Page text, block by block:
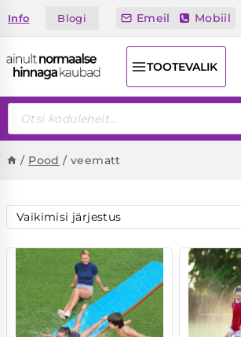
toInfo Blogi Emeil Mobiil
TOOTEVALIK
Products
search
/ Pood / veematt